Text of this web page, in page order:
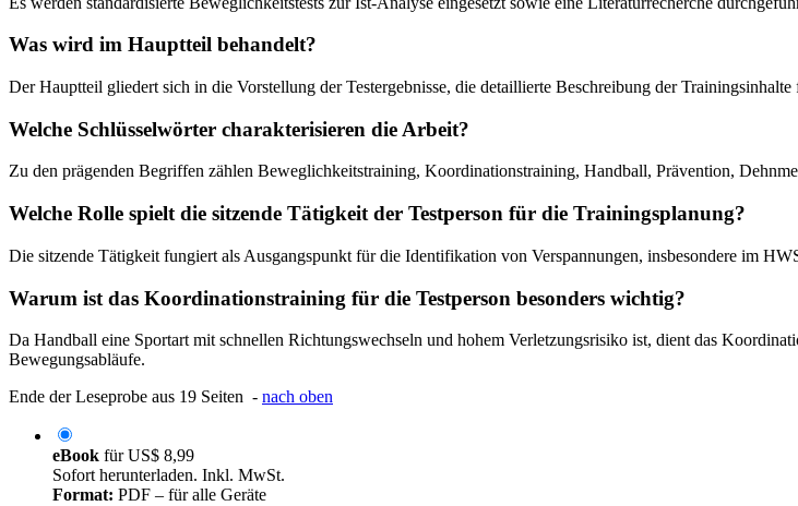
Was wird im Hauptteil behandelt?
Der Hauptteil gliedert sich in die Vorstellung der Testergebnisse, die detaillierte Beschreibung der
Welche Schlüsselwörter charakterisieren die Arbeit?
Zu den prägenden Begriffen zählen Beweglichkeitstraining, Koordinationstraining, Handball, Prävention,
Welche Rolle spielt die sitzende Tätigkeit der Testperson für die Trainingsplanung?
Die sitzende Tätigkeit fungiert als Ausgangspunkt für die Identifikation von Verspannungen, insbesondere im
Warum ist das Koordinationstraining für die Testperson besonders wichtig?
Da Handball eine Sportart mit schnellen Richtungswechseln und hohem Verletzungsrisiko ist, dient das
Bewegungsabläufe.
Ende der Leseprobe aus 19 Seiten - nach oben
eBook fürUS$ 8,99
Sofort herunterladen. Inkl. MwSt.
Format: PDF – für alle Geräte